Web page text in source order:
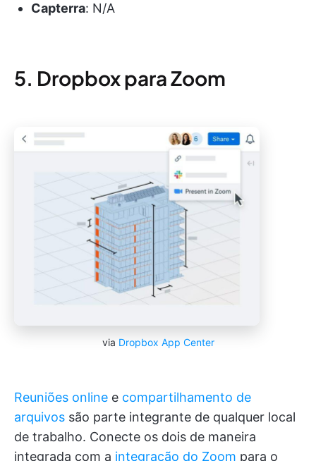
Capterra: N/A
5. Dropbox para Zoom
via Dropbox App Center
Reuniões online e compartilhamento de
arquivos são parte integrante de qualquer local
de trabalho. Conecte os dois de maneira
integrada com a integração do Zoom para o